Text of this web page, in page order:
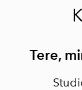
Tere,